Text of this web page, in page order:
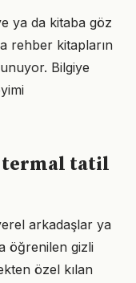
ya da kitaba göz
rehber kitapların
Bilgiye
termal tatil
arkadaşlar ya
öğrenilen gizli
özel kılan